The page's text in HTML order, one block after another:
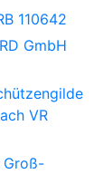
110642
GmbH
VR
Groß-